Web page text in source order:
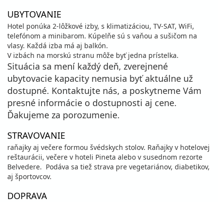
UBYTOVANIE
Hotel ponúka 2-lôžkové izby, s klimatizáciou, TV-SAT, WiFi,
telefónom a minibarom. Kúpelňe sú s vaňou a sušičom na
vlasy. Každá izba má aj balkón.
V izbách na morskú stranu môže byť jedna prístelka.
Situácia sa mení každý deň, zverejnené
ubytovacie kapacity nemusia byť aktuálne už
dostupné. Kontaktujte nás, a poskytneme Vám
presné informácie o dostupnosti aj cene.
Ďakujeme za porozumenie.
STRAVOVANIE
raňajky aj večere formou švédskych stolov. Raňajky v hotelovej
reštaurácii, večere v hoteli Pineta alebo v susednom rezorte
Belvedere. Podáva sa tiež strava pre vegetariánov, diabetikov,
aj športovcov.
DOPRAVA